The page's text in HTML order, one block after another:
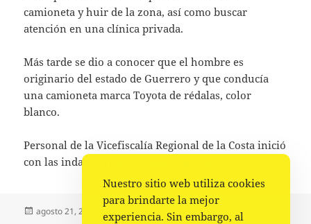
camioneta y huir de la zona, así como buscar
atención en una clínica privada.
Más tarde se dio a conocer que el hombre es
originario del estado de Guerrero y que conducía
una camioneta marca Toyota de rédalas, color
blanco.
Personal de la Vicefiscalía Regional de la Costa inició
con las indagatorias correspondientes.
Publicado
agosto 21, 2022 Autor
La redacción Categorías
Policiaca
Nuestro sitio web utiliza cookies
para brindarte la mejor
experiencia. Sin embargo, al